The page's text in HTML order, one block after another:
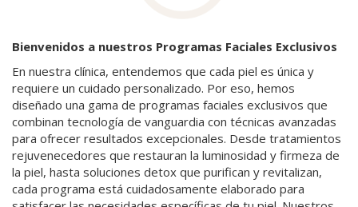
Bienvenidos a nuestros Programas Faciales Exclusivos
En nuestra clínica, entendemos que cada piel es única y
requiere un cuidado personalizado. Por eso, hemos
diseñado una gama de programas faciales exclusivos que
combinan tecnología de vanguardia con técnicas avanzadas
para ofrecer resultados excepcionales. Desde tratamientos
rejuvenecedores que restauran la luminosidad y firmeza de
la piel, hasta soluciones detox que purifican y revitalizan,
cada programa está cuidadosamente elaborado para